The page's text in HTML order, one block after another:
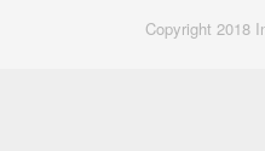
Copyright 2018